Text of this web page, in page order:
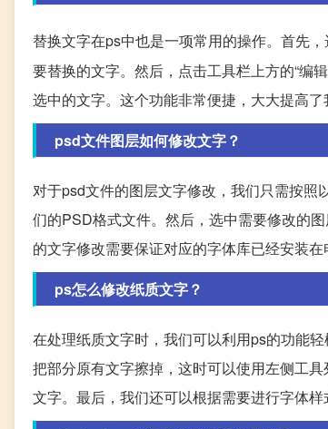
替换文字在ps中也是一项常用的操作。首先，
要替换的文字。然后，点击工具栏上方的“编
选中的文字。这个功能非常便捷，大大提高了
psd文件图层如何修改文字？
对于psd文件的图层文字修改，我们只需按照
们的PSD格式文件。然后，选中需要修改的
的文字修改需要保证对应的字体库已经安装在
ps怎么修改纸质文字？
在处理纸质文字时，我们可以利用ps的功能
把部分原有文字擦掉，这时可以使用左侧工
文字。最后，我们还可以根据需要进行字体